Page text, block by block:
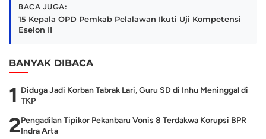
BACA JUGA:
15 Kepala OPD Pemkab Pelalawan Ikuti Uji Kompetensi
Eselon II
BANYAK DIBACA
1 Diduga Jadi Korban Tabrak Lari, Guru SD di Inhu Meninggal di
TKP
2Pengadilan Tipikor Pekanbaru Vonis 8 Terdakwa Korupsi BPR
Indra Arta